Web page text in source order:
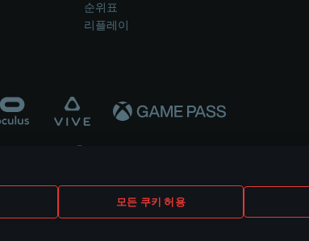
모든 쿠키 허용
순위표
리플레이
에 참여하지 않습니다..